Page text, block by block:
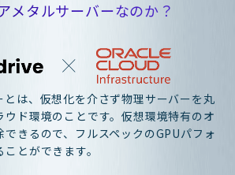
メタルサーバーなのか？
とは、仮想化を介さず物理サーバーを丸
ウド環境のことです。仮想環境特有のオ
できるので、フルスペックのGPUパフォ
とができます。